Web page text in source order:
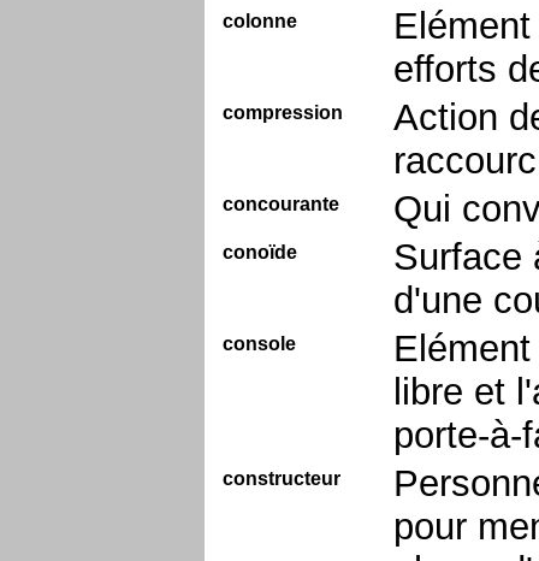
colonne
efforts
compression
Action
concourante Qui
conoïde
Surface
d'une
console
libre et
porte-à-
constructeur
pour